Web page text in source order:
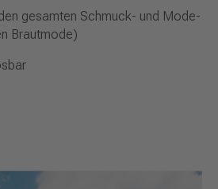
gesamten Schmuck- und Mode-
Brautmode)